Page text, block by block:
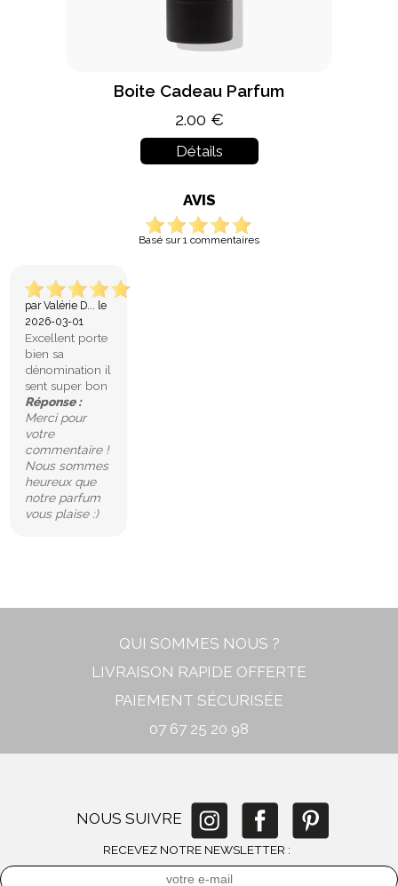
Boite Cadeau Parfum
2.00 €
Détails
AVIS
Basé sur 1 commentaires
par Valérie D... le
2026-03-01
Excellent porte
bien sa
dénomination il
sent super bon
Réponse :
Merci pour
votre
commentaire !
Nous sommes
heureux que
notre parfum
vous plaise :)
QUI SOMMES NOUS ?
LIVRAISON RAPIDE OFFERTE
PAIEMENT SÉCURISÉE
07 67 25 20 98
NOUS SUIVRE
RECEVEZ NOTRE NEWSLETTER :